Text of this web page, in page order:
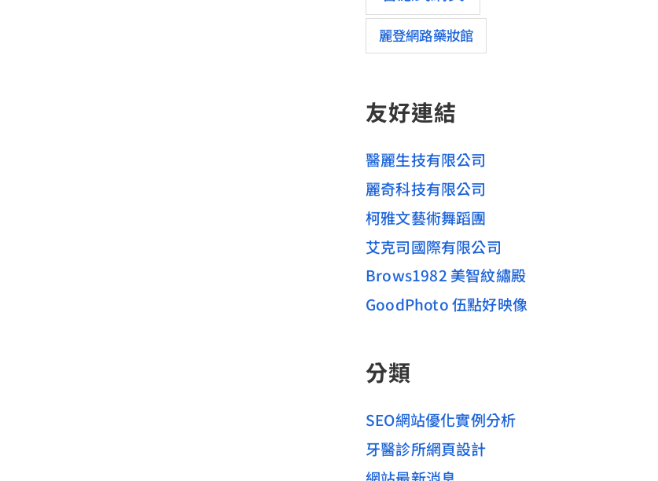
麗登網路藥妝館
友好連結
醫麗生技有限公司
麗奇科技有限公司
柯雅文藝術舞蹈團
艾克司國際有限公司
Brows1982 美智紋繡殿
GoodPhoto 伍點好映像
分類
SEO網站優化實例分析
牙醫診所網頁設計